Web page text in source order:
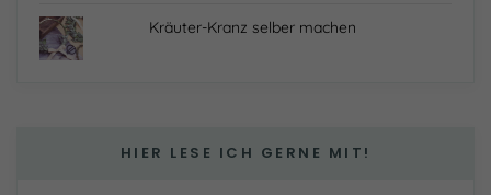
Kräuter-Kranz selber machen
HIER LESE ICH GERNE MIT!